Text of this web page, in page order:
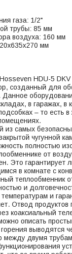
газа: 1/2"
трубы: 85 мм
воздуха: 160 мм
мм
HDU-5 DKV
созданный для
в гаражах, в
– то есть
из самых
чугунной
полностью
от
Это
в комнате с
теплообменник
и
и
Отвод продуктов
коаксиальный
описать
выводятся
между двумя